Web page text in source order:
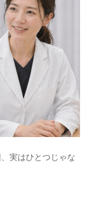
実はひとつじゃな